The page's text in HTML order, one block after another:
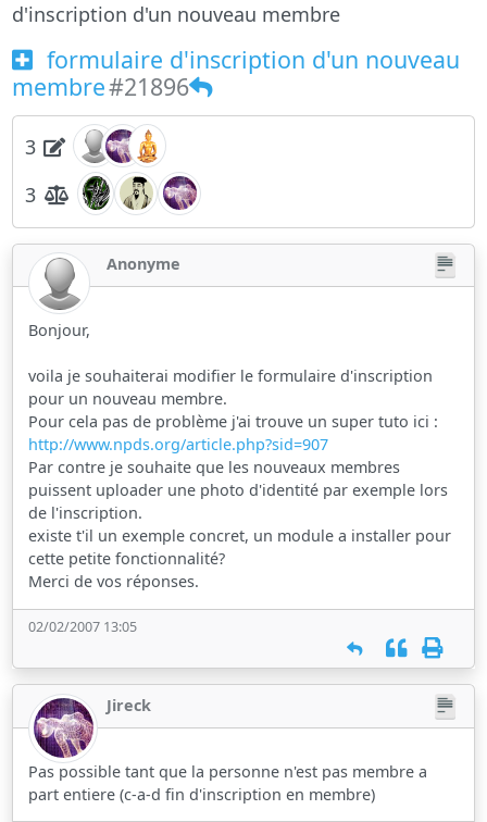
d'inscription d'un nouveau membre
formulaire d'inscription d'un nouveau
membre#21896
3
3
Anonyme
Bonjour,
voila je souhaiterai modifier le formulaire d'inscription
pour un nouveau membre.
Pour cela pas de problème j'ai trouve un super tuto ici :
http://www.npds.org/article.php?sid=907
Par contre je souhaite que les nouveaux membres
puissent uploader une photo d'identité par exemple lors
de l'inscription.
existe t'il un exemple concret, un module a installer pour
cette petite fonctionnalité?
Merci de vos réponses.
02/02/2007 13:05
Jireck
Pas possible tant que la personne n'est pas membre a
part entiere (c-a-d fin d'inscription en membre)